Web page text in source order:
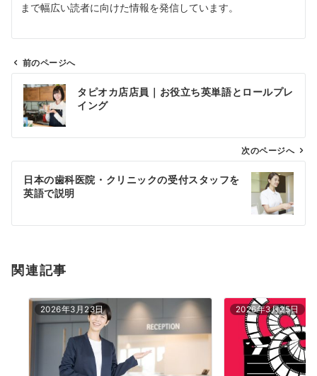
まで幅広い読者に向けた情報を発信しています。
ン
前のページへ
タピオカ店店員｜お役立ち英単語とロールプレ
イング
次のページへ
日本の歯科医院・クリニックの受付スタッフを
英語で説明
関連記事
2026年3月23日 2026年3月25日